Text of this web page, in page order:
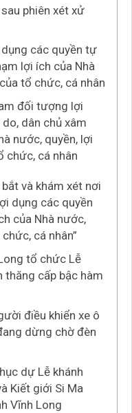
phiên xét xử
các quyền tự
lợi ích của Nhà
tổ chức, cá nhân
đối tượng lợi
dân chủ xâm
nước, quyền, lợi
chức, cá nhân
và khám xét nơi
dụng các quyền
của Nhà nước,
cá nhân”
tổ chức Lễ
thăng cấp bậc hàm
điều khiển xe ô
dừng chờ đèn
dự Lễ khánh
Kiết giới Si Ma
Vĩnh Long